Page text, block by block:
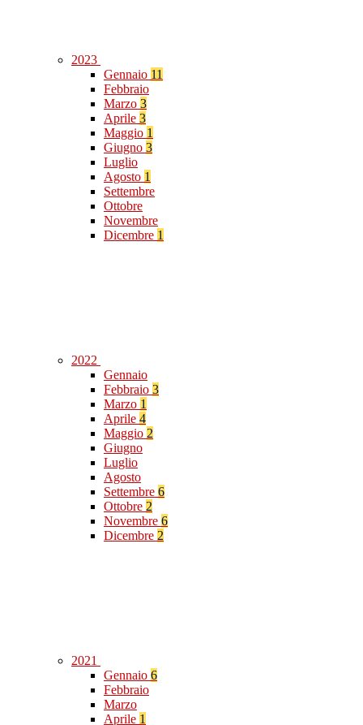
2023
Gennaio 11
Febbraio
Marzo 3
Aprile 3
Maggio 1
Giugno 3
Luglio
Agosto 1
Settembre
Ottobre
Novembre
Dicembre 1
2022
Gennaio
Febbraio 3
Marzo 1
Aprile 4
Maggio 2
Giugno
Luglio
Agosto
Settembre 6
Ottobre 2
Novembre 6
Dicembre 2
2021
Gennaio 6
Febbraio
Marzo
Aprile 1